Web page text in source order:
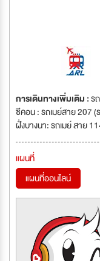
การเดินทางเพิ่มเติม :ร
ซีคอน : รถเมย์สาย 207 (
ฝั่งบางนา: รถเมย์ สาย
แผนที่
แผนที่ออนไลน์